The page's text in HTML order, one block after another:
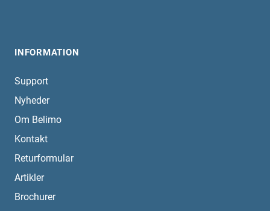
INFORMATION
Support
Nyheder
Om Belimo
Kontakt
Returformular
Artikler
Brochurer